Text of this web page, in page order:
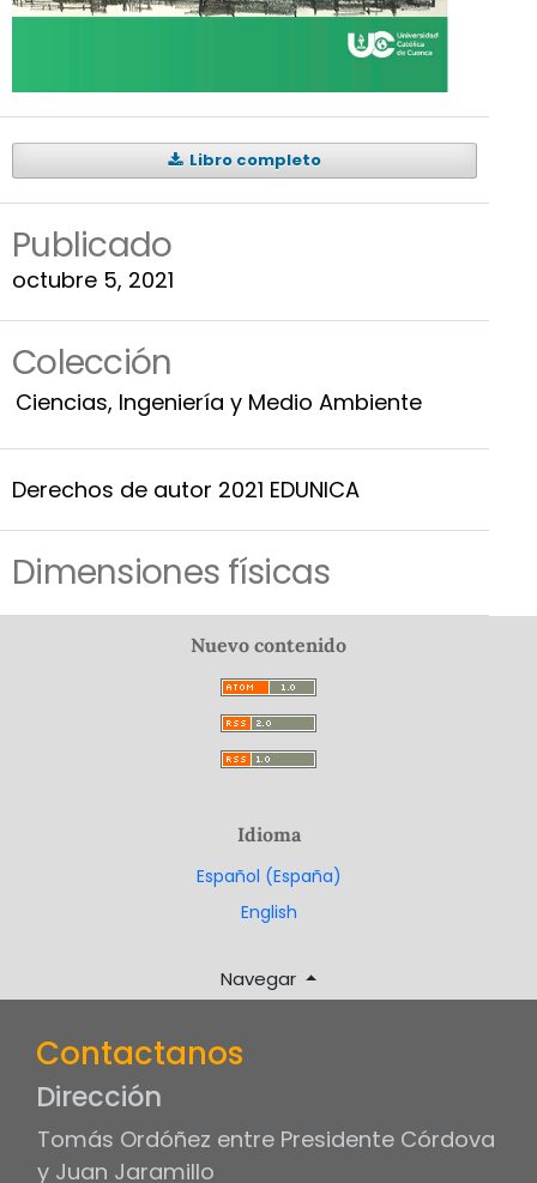
Libro completo
Publicado
octubre 5, 2021
Colección
Ciencias, Ingeniería y Medio Ambiente
Derechos de autor 2021 EDUNICA
Dimensiones físicas
Nuevo contenido
Idioma
Español (España)
English
Navegar
Contactanos
Dirección
Tomás Ordóñez entre Presidente Córdova
y Juan Jaramillo